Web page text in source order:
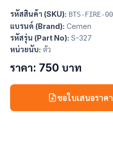
รหัสสินค้า (SKU): BTS-FIRE-
แบรนด์ (Brand): Cemen
รหัสรุ่น (Part No): S-327
หน่วยนับ: ตัว
ราคา: 750 บาท
ขอใบเสนอราคา